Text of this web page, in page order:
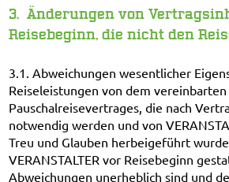
3. Änderungen von
Reisebeginn, die nicht den
3.1. Abweichungen wesentlicher
Reiseleistungen von dem
Pauschalreisevertrages, die nach
notwendig werden und von
Treu und Glauben herbeigeführt
VERANSTALTER vor Reisebeginn
Abweichungen unerheblich sind und